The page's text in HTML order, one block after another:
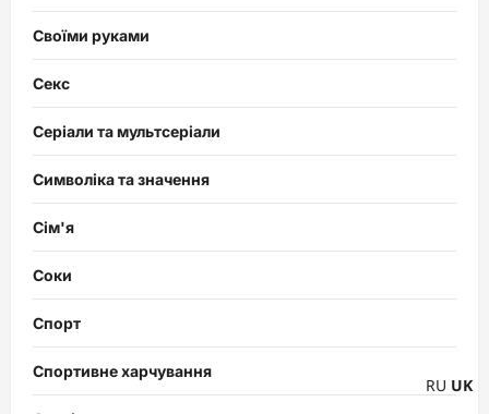
Своїми руками
Секс
Серіали та мультсеріали
Символіка та значення
Сім'я
Соки
Спорт
Спортивне харчування
RU UK